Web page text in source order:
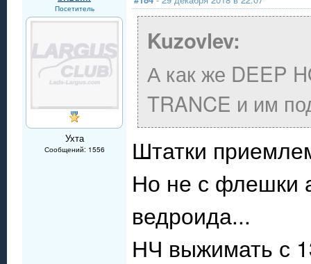
Посетитель
Ухта
Сообщений: 1556
Kuzovlev:
А как же DEEP
TRANCE и им
Штатки
Но не с флешки
ведроида...
НЧ выжимать с